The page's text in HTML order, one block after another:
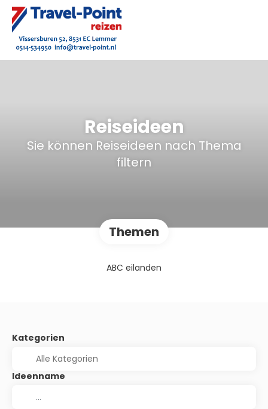
Reiseideen
Sie können Reiseideen nach Thema
filtern
Themen
ABC eilanden
Kategorien
Ideenname